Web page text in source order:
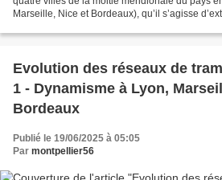
Marseille, Nice et Bordeaux), qu’il s’agisse
Evolution des réseaux de
1 - Dynamisme à Lyon,
Bordeaux
Publié le 19/06/2025 à 05:05
Par montpellier56